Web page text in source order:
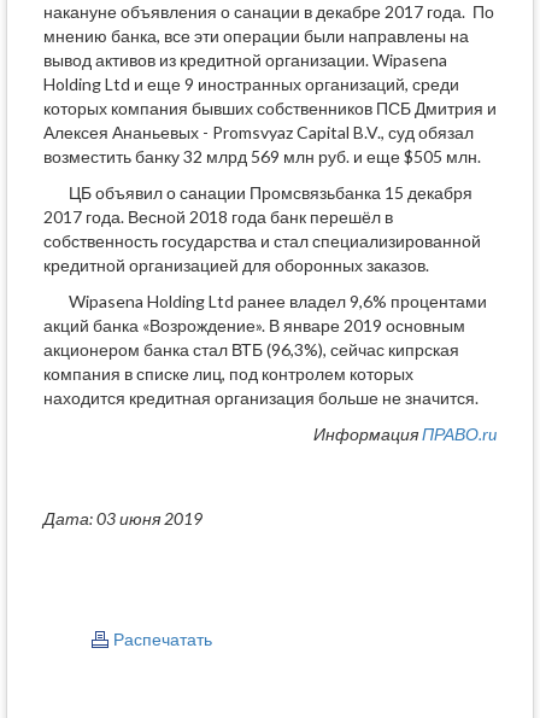
накануне объявления о санации в декабре 2017 года. По
мнению банка, все эти операции были направлены на
вывод активов из кредитной организации. Wipasena
Holding Ltd и еще 9 иностранных организаций, среди
которых компания бывших собственников ПСБ Дмитрия и
Алексея Ананьевых - Promsvyaz Capital B.V., суд обязал
возместить банку 32 млрд 569 млн руб. и еще $505 млн.
ЦБ объявил о санации Промсвязьбанка 15 декабря
2017 года. Весной 2018 года банк перешёл в
собственность государства и стал специализированной
кредитной организацией для оборонных заказов.
Wipasena Holding Ltd ранее владел 9,6% процентами
акций банка «Возрождение». В январе 2019 основным
акционером банка стал ВТБ (96,3%), сейчас кипрская
компания в списке лиц, под контролем которых
находится кредитная организация больше не значится.
ИнформацияПРАВО.ru
Дата: 03 июня 2019
Распечатать